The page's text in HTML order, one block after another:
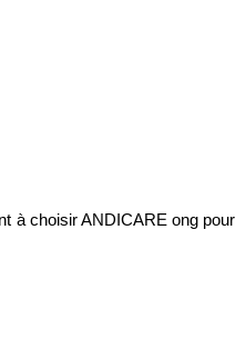
à choisir ANDICARE ong pour